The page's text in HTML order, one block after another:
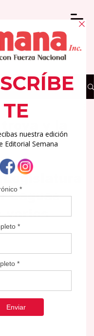
y la
la
Caguas
varias
lectura